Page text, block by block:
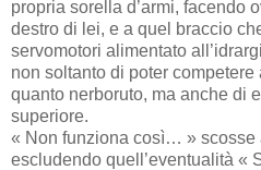
propria sorella d’armi, facendo
destro di lei, e a quel braccio
servomotori alimentato
non soltanto di poter
quanto nerboruto, ma anche di
superiore.
« Non funziona così… » scosse
escludendo quell’eventualità «